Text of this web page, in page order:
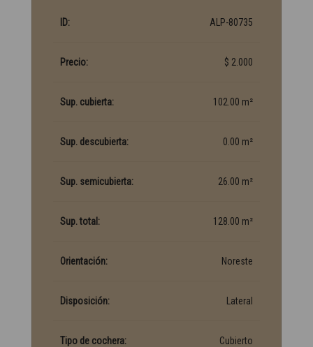
ID: ALP-80735
Precio: $ 2.000
Sup. cubierta: 102.00 m²
Sup. descubierta: 0.00 m²
Sup. semicubierta: 26.00 m²
Sup. total: 128.00 m²
Orientación: Noreste
Disposición: Lateral
Tipo de cochera: Cubierto